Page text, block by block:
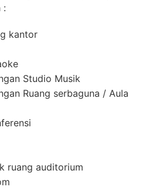
:
kantor
Studio Musik
Ruang serbaguna / Aula
ruang auditorium